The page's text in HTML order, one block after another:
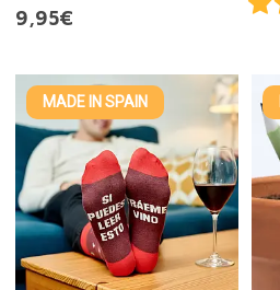
9,95€
MADE IN SPAIN